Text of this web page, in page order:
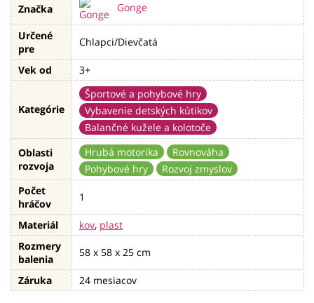
Značka
Gonge
Určené
pre
Chlapci/Dievčatá
Vek od 3+
Kategórie
Športové a pohybové hry
Vybavenie detských kútikov
Balančné kužele a kolotoče
Oblasti
rozvoja
Hrubá motorika
Rovnováha
Pohybové hry
Rozvoj zmyslov
Počet
hráčov
1
Materiál kov, plast
Rozmery
balenia
58 x 58 x 25 cm
Záruka 24 mesiacov